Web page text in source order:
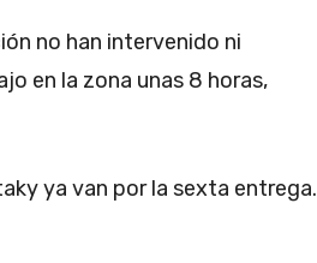
no han intervenido ni
en la zona unas 8 horas,
ya van por la sexta entrega.